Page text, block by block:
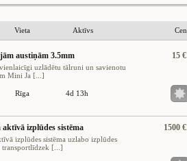
Vieta Aktīvs
15 €
austiņām 3.5mm
uzlādētu tālruni un savienotu
Mini Ja [...]
Rīga 4d 13h
1500 €
izplūdes sistēma
izplūdes sistēma uzlabo izplūdes
transportlīdzek [...]